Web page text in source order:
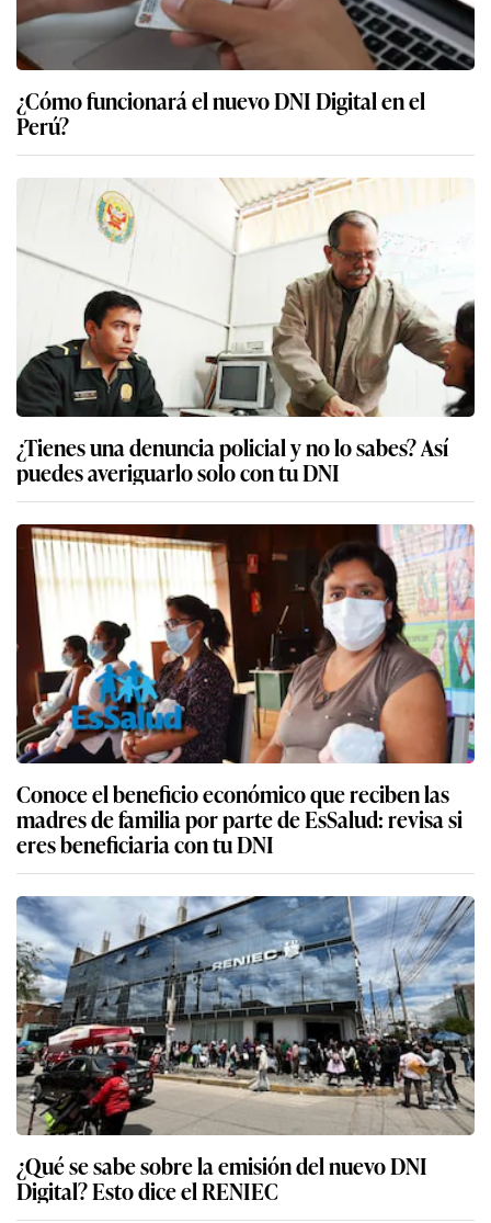
¿Cómo funcionará el nuevo DNI Digital en el
Perú?
¿Tienes una denuncia policial y no lo sabes? Así
puedes averiguarlo solo con tu DNI
Conoce el beneficio económico que reciben las
madres de familia por parte de EsSalud: revisa si
eres beneficiaria con tu DNI
¿Qué se sabe sobre la emisión del nuevo DNI
Digital? Esto dice el RENIEC